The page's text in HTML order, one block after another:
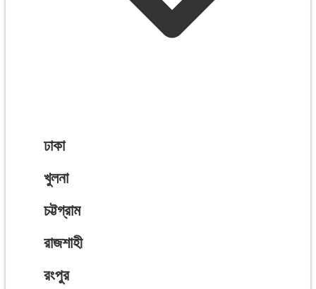
ঢাকা
খুলনা
চট্টগ্রাম
রাজশাহী
রংপুর